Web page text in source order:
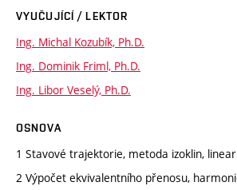
VYUČUJÍCÍ / LEKTOR
Ing. Michal Kozubík, Ph.D.
Ing. Dominik Friml, Ph.D.
Ing. Libor Veselý, Ph.D.
OSNOVA
1 Stavové trajektorie, metoda izoklin,
2 Výpočet ekvivalentního přenosu,